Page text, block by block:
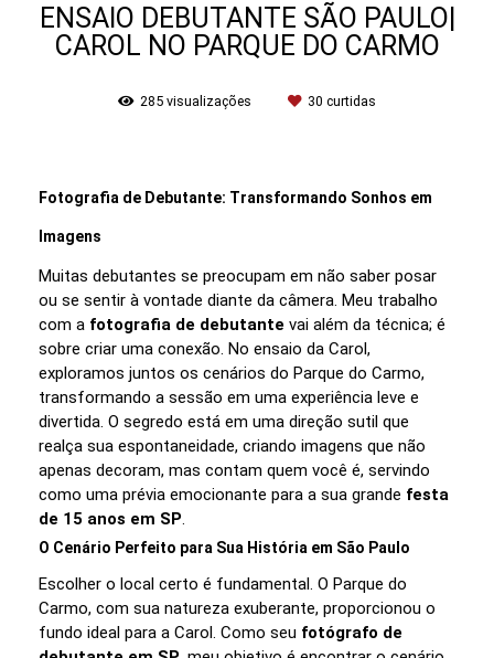
ENSAIO DEBUTANTE SÃO PAULO|
CAROL NO PARQUE DO CARMO
285 visualizações 30 curtidas
Fotografia de Debutante: Transformando Sonhos em
Imagens
Muitas debutantes se preocupam em não saber posar
ou se sentir à vontade diante da câmera. Meu trabalho
com a fotografia de debutante vai além da técnica; é
sobre criar uma conexão. No ensaio da Carol,
exploramos juntos os cenários do Parque do Carmo,
transformando a sessão em uma experiência leve e
divertida. O segredo está em uma direção sutil que
realça sua espontaneidade, criando imagens que não
apenas decoram, mas contam quem você é, servindo
como uma prévia emocionante para a sua grande festa
de 15 anos em SP.
O Cenário Perfeito para Sua História em São Paulo
Escolher o local certo é fundamental. O Parque do
Carmo, com sua natureza exuberante, proporcionou o
fundo ideal para a Carol. Como seu fotógrafo de